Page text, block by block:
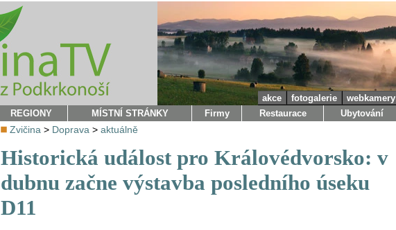
akce fotogalerie
webkamery
REGIONY
MÍSTNÍ STRÁNKY Firmy Restaurace Ubytování
Zvičina > Doprava > aktuálně
Historická událost pro Královédvorsko: v
dubnu začne výstavba posledního úseku
D11